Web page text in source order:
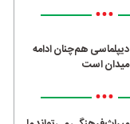
•••
دیپلماسی هم‌چنان ادامه
میدان است
•••